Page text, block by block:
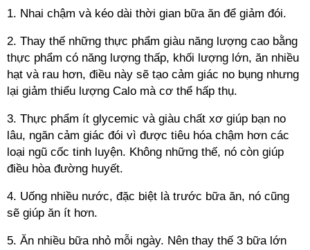
1. Nhai chậm và kéo dài thời gian bữa ăn để giảm đói.
2. Thay thế những thực phẩm giàu năng lượng cao bằng
thực phẩm có năng lượng thấp, khối lượng lớn, ăn nhiều
hạt và rau hơn, điều này sẽ tạo cảm giác no bụng nhưng
lại giảm thiểu lượng Calo mà cơ thể hấp thụ.
3. Thực phẩm ít glycemic và giàu chất xơ giúp bạn no
lâu, ngăn cảm giác đói vì được tiêu hóa chậm hơn các
loại ngũ cốc tinh luyện. Không những thế, nó còn giúp
điều hòa đường huyết.
4. Uống nhiều nước, đặc biệt là trước bữa ăn, nó cũng
sẽ giúp ăn ít hơn.
5. Ăn nhiều bữa nhỏ mỗi ngày. Nên thay thế 3 bữa lớn